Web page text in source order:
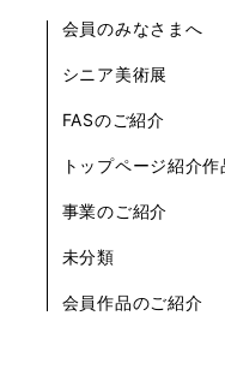
会員のみなさまへ
シニア美術展
FASのご紹介
トップページ紹介作
事業のご紹介
未分類
会員作品のご紹介